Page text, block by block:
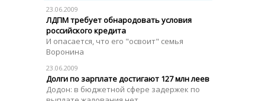
23.06.2009
ЛДПМ требует обнародовать условия
российского кредита
И опасается, что его "освоит" семья
Воронина
23.06.2009
Долги по зарплате достигают 127 млн леев
Додон: в бюджетной сфере задержек по